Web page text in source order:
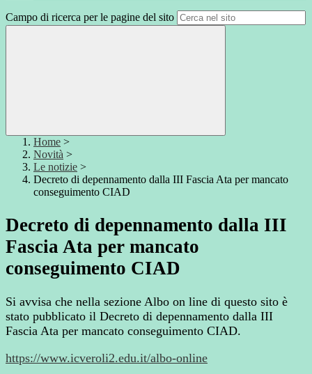
Campo di ricerca per le pagine del sito
Home >
Novità >
Le notizie >
Decreto di depennamento dalla III Fascia Ata per mancato
conseguimento CIAD
Decreto di depennamento dalla III
Fascia Ata per mancato
conseguimento CIAD
Si avvisa che nella sezione Albo on line di questo sito è
stato pubblicato il Decreto di depennamento dalla III
Fascia Ata per mancato conseguimento CIAD.
https://www.icveroli2.edu.it/albo-online